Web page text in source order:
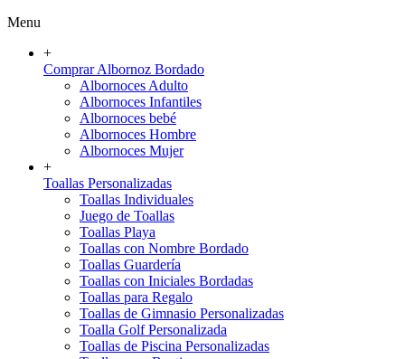
Menu
+
Comprar Albornoz Bordado
Albornoces Adulto
Albornoces Infantiles
Albornoces bebé
Albornoces Hombre
Albornoces Mujer
+
Toallas Personalizadas
Toallas Individuales
Juego de Toallas
Toallas Playa
Toallas con Nombre Bordado
Toallas Guardería
Toallas con Iniciales Bordadas
Toallas para Regalo
Toallas de Gimnasio Personalizadas
Toalla Golf Personalizada
Toallas de Piscina Personalizadas